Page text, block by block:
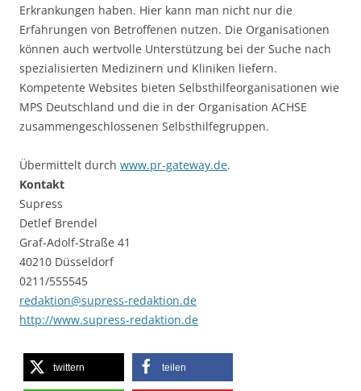
Erkrankungen haben. Hier kann man nicht nur die
Erfahrungen von Betroffenen nutzen. Die Organisationen
können auch wertvolle Unterstützung bei der Suche nach
spezialisierten Medizinern und Kliniken liefern.
Kompetente Websites bieten Selbsthilfeorganisationen wie
MPS Deutschland und die in der Organisation ACHSE
zusammengeschlossenen Selbsthilfegruppen.
Übermittelt durch www.pr-gateway.de.
Kontakt
Supress
Detlef Brendel
Graf-Adolf-Straße 41
40210 Düsseldorf
0211/555545
redaktion@supress-redaktion.de
http://www.supress-redaktion.de
twittern teilen